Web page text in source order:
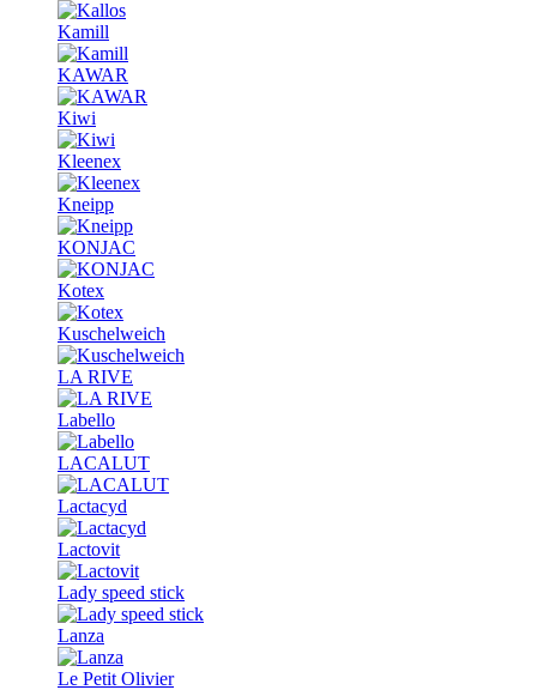
Kamill
KAWAR
Kiwi
Kleenex
Kneipp
KONJAC
Kotex
Kuschelweich
LA RIVE
Labello
LACALUT
Lactacyd
Lactovit
Lady speed stick
Lanza
Le Petit Olivier